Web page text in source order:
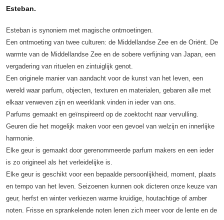
Esteban.
Esteban is synoniem met magische ontmoetingen.
Een ontmoeting van twee culturen: de Middellandse Zee en de Oriënt. De
warmte van de Middellandse Zee en de sobere verfijning van Japan, een
vergadering van rituelen en zintuiglijk genot.
Een originele manier van aandacht voor de kunst van het leven, een
wereld waar parfum, objecten, texturen en materialen, gebaren alle met
elkaar verweven zijn en weerklank vinden in ieder van ons.
Parfums gemaakt en geïnspireerd op de zoektocht naar vervulling.
Geuren die het mogelijk maken voor een gevoel van welzijn en innerlijke
harmonie.
Elke geur is gemaakt door gerenommeerde parfum makers en een ieder
is zo origineel als het verleidelijke is.
Elke geur is geschikt voor een bepaalde persoonlijkheid, moment, plaats
en tempo van het leven. Seizoenen kunnen ook dicteren onze keuze van
geur, herfst en winter verkiezen warme kruidige, houtachtige of amber
noten. Frisse en sprankelende noten lenen zich meer voor de lente en de